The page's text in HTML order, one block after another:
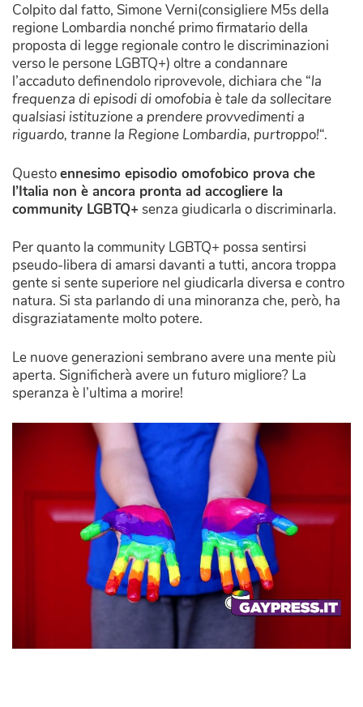
Colpito dal fatto, Simone Verni(consigliere M5s della
regione Lombardia nonché primo firmatario della
proposta di legge regionale contro le discriminazioni
verso le persone LGBTQ+) oltre a condannare
l’accaduto definendolo riprovevole, dichiara che “la
frequenza di episodi di omofobia è tale da sollecitare
qualsiasi istituzione a prendere provvedimenti a
riguardo, tranne la Regione Lombardia, purtroppo!“.
Questoennesimo episodio omofobico prova che
l’Italia non è ancora pronta ad accogliere la
community LGBTQ+senza giudicarla o discriminarla.
Per quanto la community LGBTQ+ possa sentirsi
pseudo-libera di amarsi davanti a tutti, ancora troppa
gente si sente superiore nel giudicarla diversa e contro
natura. Si sta parlando di una minoranza che, però, ha
disgraziatamente molto potere.
Le nuove generazioni sembrano avere una mente più
aperta. Significherà avere un futuro migliore? La
speranza è l’ultima a morire!